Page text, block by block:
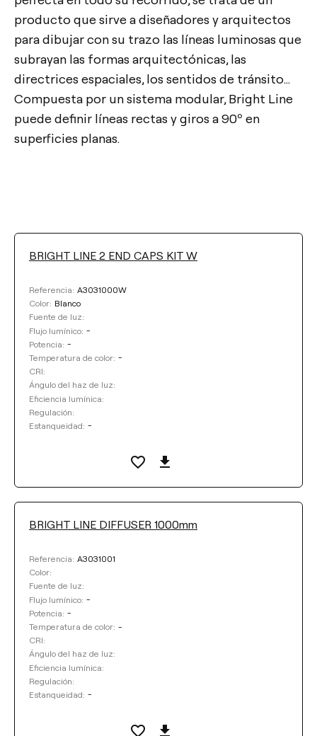
producto que sirve a diseñadores y arquitectos
para dibujar con su trazo las líneas luminosas que
subrayan las formas arquitectónicas, las
directrices espaciales, los sentidos de tránsito…
Compuesta por un sistema modular, Bright Line
puede definir líneas rectas y giros a 90º en
superficies planas.
FLUJO LUMÍNICO
Seleccionar
POTENCIA
Seleccionar
TEMPERATURA DE COLOR
EFICIENCIA LUMÍNICA
Seleccionar
CRI
ÁNGULO DEL HAZ DE LUZ
REGULACIÓN
ESTANQUEIDAD
LONGITUD DEL CABLE
BRIGHT LINE 2 END CAPS KIT W
Referencia: A3031000W
Color: Blanco
Fuente de luz:
Flujo lumínico: -
Potencia: -
Temperatura de color: -
CRI:
Ángulo del haz de luz:
Eficiencia lumínica:
Regulación:
Estanqueidad: -
BRIGHT LINE DIFFUSER 1000mm
Referencia: A3031001
Color:
Fuente de luz:
Flujo lumínico: -
Potencia: -
Temperatura de color: -
CRI:
Ángulo del haz de luz:
Eficiencia lumínica:
Regulación:
Estanqueidad: -